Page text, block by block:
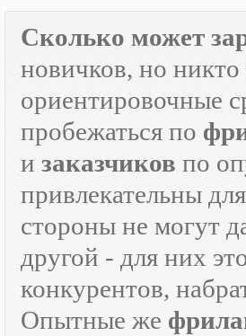
Сколько может
новичков, но
ориентировочные
пробежаться по
и заказчиков по
привлекательны для
стороны не могут
другой - для них
конкурентов,
Опытные же